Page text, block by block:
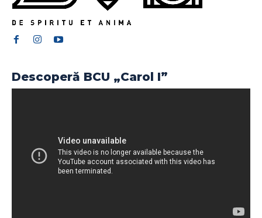
Descoperă BCU „Carol I”